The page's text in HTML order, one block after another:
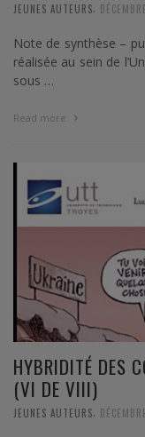
JEUNES AUTEURS
Note de synthèse –
réalisée au sein de
sous …
Read more
HYBRIDITÉ DES
(VI DE VIII)
JEUNES AUTEURS